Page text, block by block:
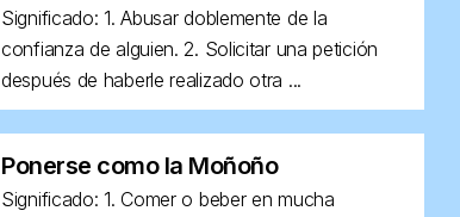
Significado: 1. Abusar doblemente de la
confianza de alguien. 2. Solicitar una petición
después de haberle realizado otra ...
Ponerse como la Moñoño
Significado: 1. Comer o beber en mucha